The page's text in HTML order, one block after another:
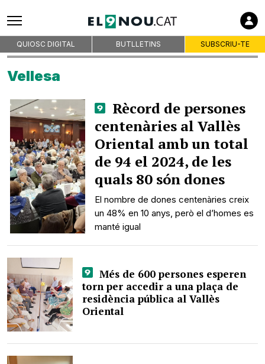
QUIOSC DIGITAL BUTLLETINS SUBSCRIU-TE
Vellesa
Rècord de persones
centenàries al Vallès
Oriental amb un total
de 94 el 2024, de les
quals 80 són dones
El nombre de dones centenàries creix
un 48% en 10 anys, però el d’homes es
manté igual
Més de 600 persones esperen
torn per accedir a una plaça de
residència pública al Vallès
Oriental